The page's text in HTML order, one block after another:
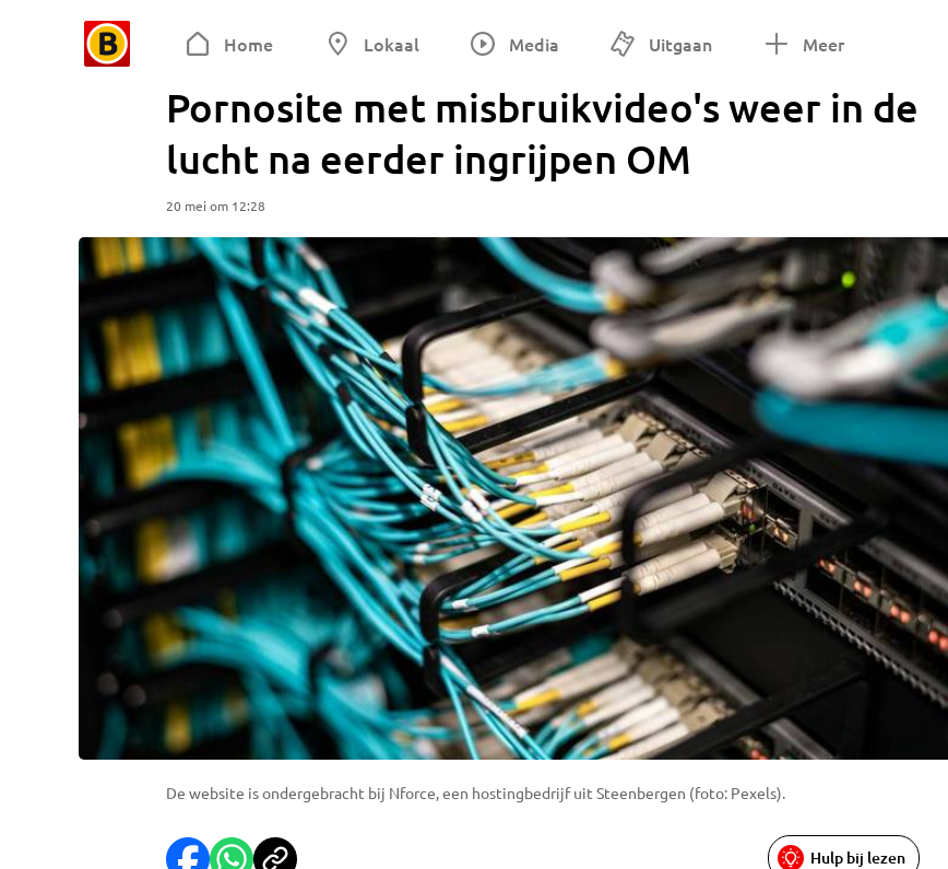
Home Lokaal Media Uitgaan Meer
Pornosite met misbruikvideo's weer in de
lucht na eerder ingrijpen OM
20 mei om 12:28
De website is ondergebracht bij Nforce, een hostingbedrijf uit Steenbergen (foto: Pexels).
Hulp bij lezen